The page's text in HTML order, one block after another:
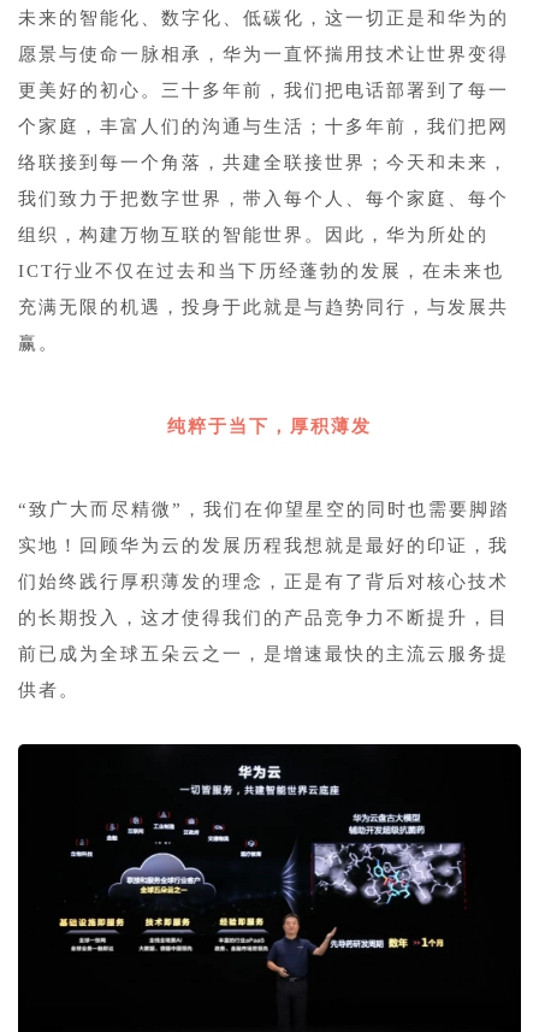
未来的智能化、数字化、低碳化，这一切正是和华为的
愿景与使命一脉相承，华为一直怀揣用技术让世界变得
更美好的初心。三十多年前，我们把电话部署到了每一
个家庭，丰富人们的沟通与生活；十多年前，我们把网
络联接到每一个角落，共建全联接世界；今天和未来，
我们致力于把数字世界，带入每个人、每个家庭、每个
组织，构建万物互联的智能世界。因此，华为所处的
ICT行业不仅在过去和当下历经蓬勃的发展，在未来也
充满无限的机遇，投身于此就是与趋势同行，与发展共
赢。
纯粹于当下，厚积薄发
“致广大而尽精微”，我们在仰望星空的同时也需要脚踏
实地！回顾华为云的发展历程我想就是最好的印证，我
们始终践行厚积薄发的理念，正是有了背后对核心技术
的长期投入，这才使得我们的产品竞争力不断提升，目
前已成为全球五朵云之一，是增速最快的主流云服务提
供者。